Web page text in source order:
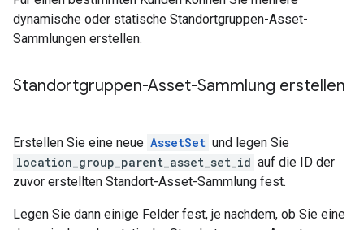
dynamische oder statische Standortgruppen-Asset-
Sammlungen erstellen.
Standortgruppen-Asset-Sammlung erstellen
Erstellen Sie eine neue AssetSet und legen Sie
location_group_parent_asset_set_id auf die ID der
zuvor erstellten Standort-Asset-Sammlung fest.
Legen Sie dann einige Felder fest, je nachdem, ob Sie eine